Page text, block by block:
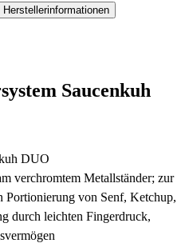
Herstellerinformationen
Saucenkuh
DUO
verchromtem Metallständer; zur
Portionierung von Senf, Ketchup,
durch leichten Fingerdruck,